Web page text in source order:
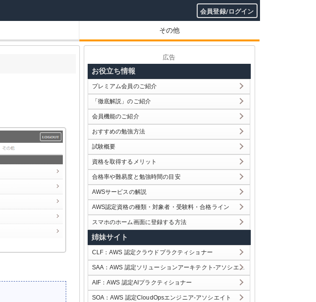
会員登録/ログイン
その他
広告
お役立ち情報
プレミアム会員のご紹介
「徹底解説」のご紹介
会員機能のご紹介
おすすめの勉強方法
試験概要
資格を取得するメリット
合格率や難易度と勉強時間の目安
AWSサービスの解説
AWS認定資格の種類・対象者・受験料・合格ライン
スマホのホーム画面に登録する方法
姉妹サイト
CLF：AWS 認定クラウドプラクティショナー
SAA：AWS 認定ソリューションアーキテクト-アソシエイト
AIF：AWS 認定AIプラクティショナー
SOA：AWS 認定CloudOpsエンジニア-アソシエイト